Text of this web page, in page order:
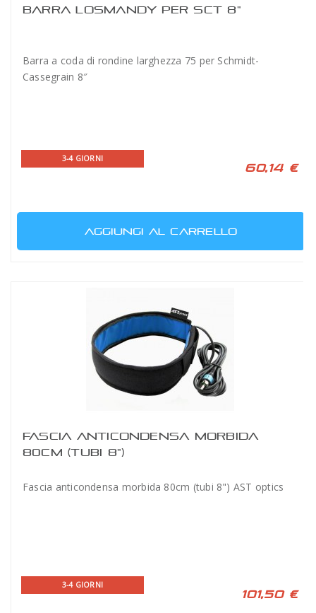
BARRA LOSMANDY PER SCT 8"
Barra a coda di rondine larghezza 75 per Schmidt-
Cassegrain 8″
3-4 GIORNI
60,14 €
AGGIUNGI AL CARRELLO
FASCIA ANTICONDENSA MORBIDA
80CM (TUBI 8")
Fascia anticondensa morbida 80cm (tubi 8") AST optics
3-4 GIORNI
101,50 €